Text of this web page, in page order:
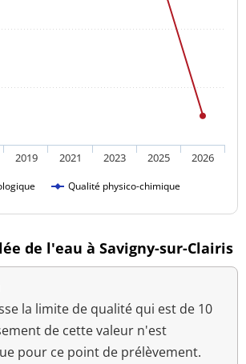
Qualité physico-chimique
2019 2021 2023 2025 2026
de l'eau à Savigny-sur-Clairis
la limite de qualité qui est de 10
de cette valeur n'est
pour ce point de prélèvement.